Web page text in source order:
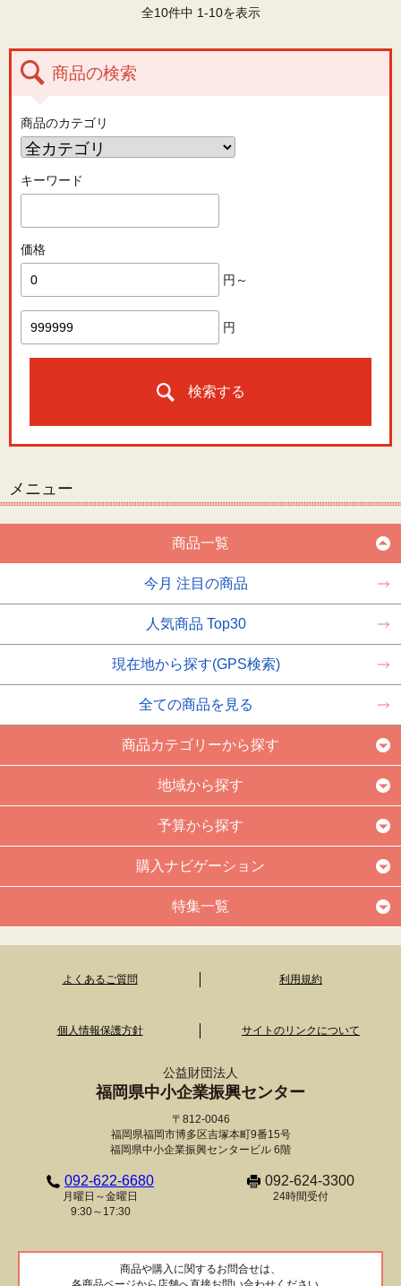
全10件中 1-10を表示
商品の検索
商品のカテゴリ
キーワード
価格
円～
円
検索する
メニュー
商品一覧
今月 注目の商品
人気商品 Top30
現在地から探す(GPS検索)
全ての商品を見る
商品カテゴリーから探す
地域から探す
予算から探す
購入ナビゲーション
特集一覧
よくあるご質問 利用規約
個人情報保護方針 サイトのリンクについて
公益財団法人
福岡県中小企業振興センター
〒812-0046
福岡県福岡市博多区吉塚本町9番15号
福岡県中小企業振興センタービル 6階
092-622-6680
月曜日～金曜日
9:30～17:30
092-624-3300
24時間受付
商品や購入に関するお問合せは、